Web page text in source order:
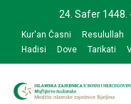
navigation
content
24. Safer 1448.
Kur'an Časni Resulullah
Hadisi
Dove Tarikati